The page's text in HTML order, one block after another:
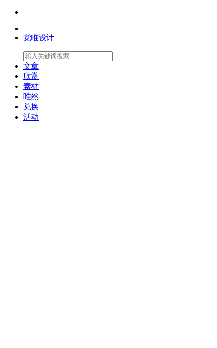
觉唯设计
文章
欣赏
素材
唯然
兑换
活动